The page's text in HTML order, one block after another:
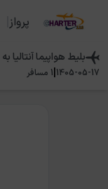
پرواز
بلیط هواپیماآنتالیابه
1405-05-17
|
1 مسافر